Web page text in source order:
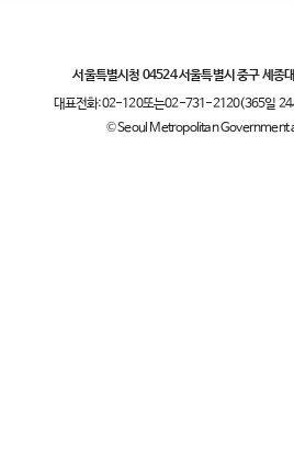
서울특별시청 04524 서울특별시 중구 세종
대표전화:02-120또는02-731-2120(365일 24
© Seoul Metropolitan Government